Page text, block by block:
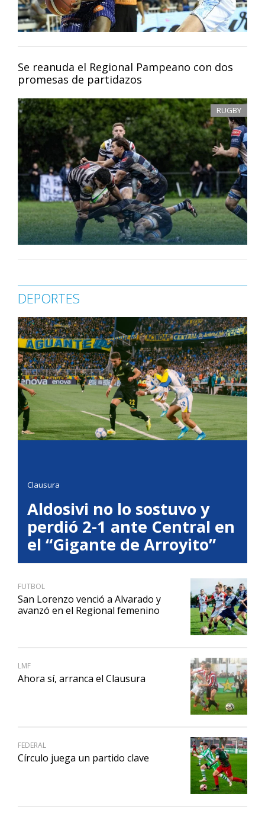
Se reanuda el Regional Pampeano con dos
promesas de partidazos
RUGBY
DEPORTES
Clausura
Aldosivi no lo sostuvo y
perdió 2-1 ante Central en
el “Gigante de Arroyito”
FUTBOL
San Lorenzo venció a Alvarado y
avanzó en el Regional femenino
LMF
Ahora sí, arranca el Clausura
FEDERAL
Círculo juega un partido clave